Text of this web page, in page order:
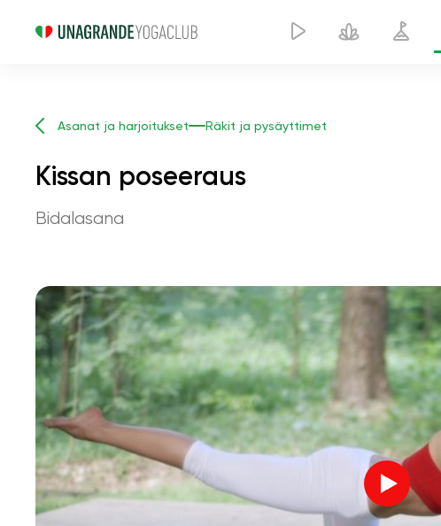
Asanat ja harjoitukset Räkit ja pysäyttimet
Kissan poseeraus
Bidalasana